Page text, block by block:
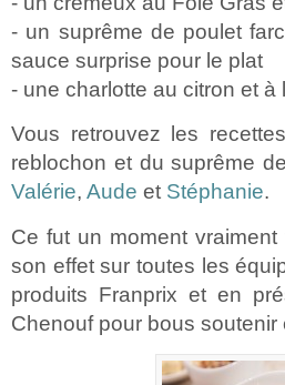
- un suprême de poulet
sauce surprise pour le plat
- une charlotte au citron et
Vous retrouvez les
reblochon et du suprême
Valérie, Aude et Stéphanie.
Ce fut un moment
son effet sur toutes les
produits Franprix et en
Chenouf pour bous soutenir